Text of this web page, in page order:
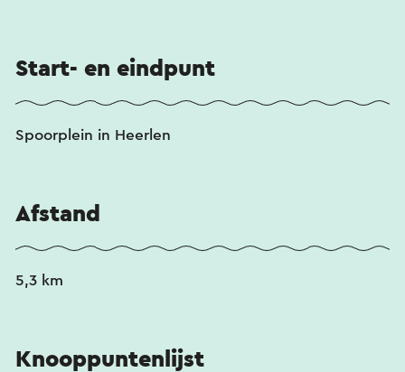
Start- en eindpunt
Spoorplein in Heerlen
Afstand
5,3 km
Knooppuntenlijst